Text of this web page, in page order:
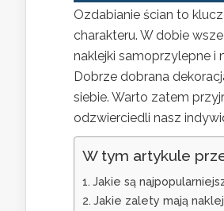
Ozdabianie ścian to
charakteru. W dobie
naklejki samoprzylepne i
Dobrze dobrana
siebie. Warto zatem
odzwierciedli nasz
W tym artykule
Jakie są
Jakie zalety mają